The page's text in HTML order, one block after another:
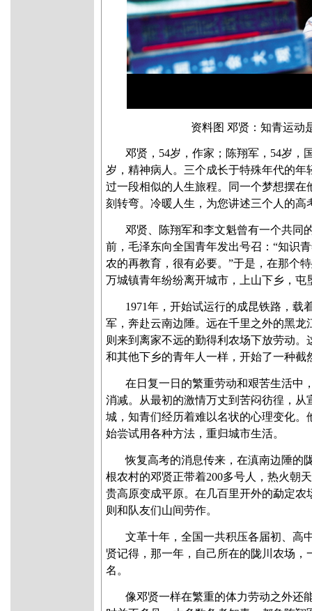
资料图 邓贤：知青运动
邓贤，54岁，作家；陈翔军，54岁，
岁，精神病人。三个成长于特殊年代的年
过一段相似的人生旅程。同一个梦想摆在
刻转弯。冷暖人生，为您讲述三个人的
邓贤、陈翔军和李文魁曾有一个共同
前，毛泽东向全国青年发出号召：“知识
农的再教育，很有必要。”于是，在那个
万城镇青年纷纷离开城市，上山下乡，屯
1971年，开始试运行的成昆铁路，载
军，奔赴云南边陲。远在千里之外的黑龙
则来到离家不远的勤得利农场下放劳动。
和其他下乡的青年人一样，开始了一种截
在日复一日的繁重劳动和艰苦生活中
消减。从最初的激情万丈到苦闷彷徨，从
城，知青们经历着难以名状的心理变化。
始尝试用各种方法，重归城市生活。
恢复高考的消息传来，在滇南边陲的
根农村的邓贤正带着200多号人，热火朝
贵高原变成平原。在几百里开外的勐定农
则和队友们山间劳作。
文革十年，全国一共积压各届初、高
贤记得，那一年，自己所在的陇川农场，
名。
像邓贤一样在繁重的体力劳动之外还